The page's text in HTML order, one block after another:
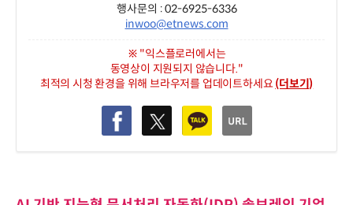
행사문의 : 02-6925-6336
inwoo@etnews.com
※ "익스플로러에서는
동영상이 지원되지 않습니다."
최적의 시청 환경을 위해 브라우저를 업데이트하세요 (더보기)